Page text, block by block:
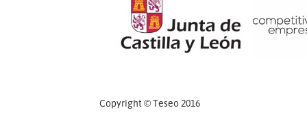
Copyright © Teseo 2016